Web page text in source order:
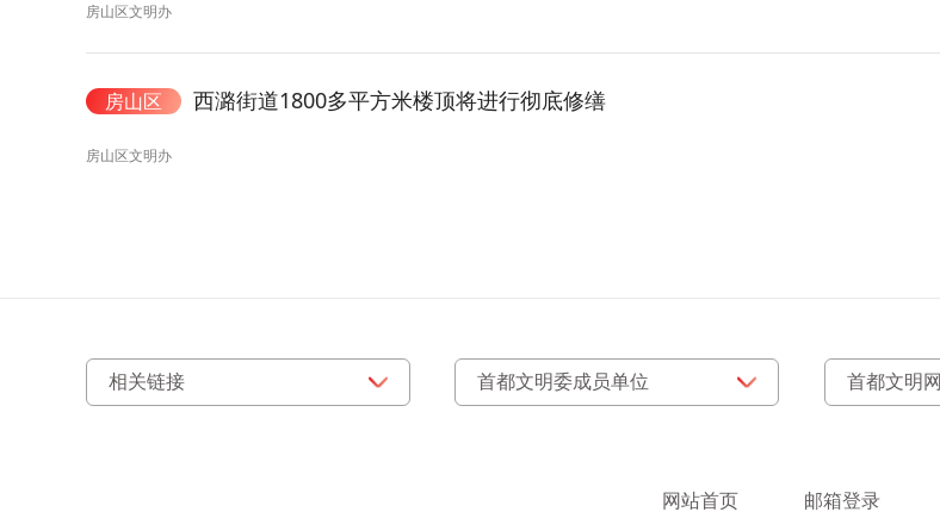
房山区文明办
房山区 西潞街道1800多平方米楼顶将进行彻底修缮
房山区文明办
网站首页 邮箱登录